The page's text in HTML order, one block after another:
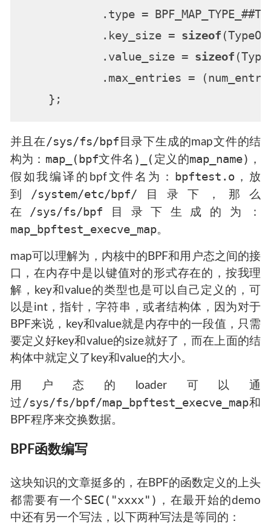
.type =
            .key_size =
sizeof
            .value_size =
sizeof
并且在 /sys/fs/bpf 目录下生成的map文件的结
构为： map_(bpf文件名)_(定义的map_name) ，
假如我编译的bpf文件名为： bpftest.o，放
到
/system/etc/bpf/ 目录下，那么
在 /sys/fs/bpf 目录下生成的为：
map_bpftest_execve_map。
map可以理解为，内核中的BPF和用户态之间的接
口，在内存中是以键值对的形式存在的，按我理
解，key和value的类型也是可以自己定义的，可
以是int，指针，字符串，或者结构体，因为对于
BPF来说，key和value就是内存中的一段值，只需
要定义好key和value的size就好了，而在上面的结
构体中就定义了key和value的大小。
用户态的loader可以通
过 /sys/fs/bpf/map_bpftest_execve_map和
BPF程序来交换数据。
BPF函数编写
这块知识的文章挺多的，在BPF的函数定义的上头
都需要有一个 SEC("xxxx")
，在最开始的demo
中还有另一个写法，以下两种写法是等同的：